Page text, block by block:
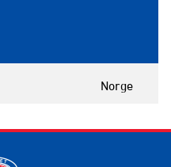
Norge